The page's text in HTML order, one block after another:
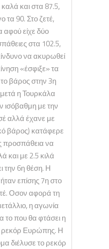
και στα 87.5,
τα 90. Στο ζετέ,
αφού είχε δύο
στα 102.5,
να ακυρωθεί
«έσφιξε» τα
βάρος στην 3η
η Τουρκάλα
ισόβαθμη με την
αλλά έχανε με
βάρος) κατάφερε
προσπάθεια να
και με 2.5 κιλά
την 6η θέση. Η
επίσης 7η στο
Οσον αφορά τη
η αγωνία
το που θα φτάσει η
Ευρώπης. Η
διέλυσε το ρεκόρ